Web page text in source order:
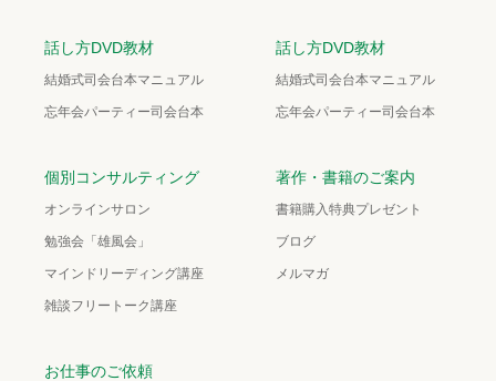
話し方DVD教材
結婚式司会台本マニュアル
忘年会パーティー司会台本
話し方DVD教材
結婚式司会台本マニュアル
忘年会パーティー司会台本
個別コンサルティング
オンラインサロン
勉強会「雄風会」
マインドリーディング講座
雑談フリートーク講座
著作・書籍のご案内
書籍購入特典プレゼント
ブログ
メルマガ
お仕事のご依頼